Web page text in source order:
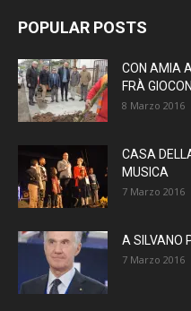
POPULAR POSTS
CON AMIA
FRÀ
8 Marzo 2016
CASA
MUSICA
7 Marzo 2016
A SILVANO
7 Marzo 2016